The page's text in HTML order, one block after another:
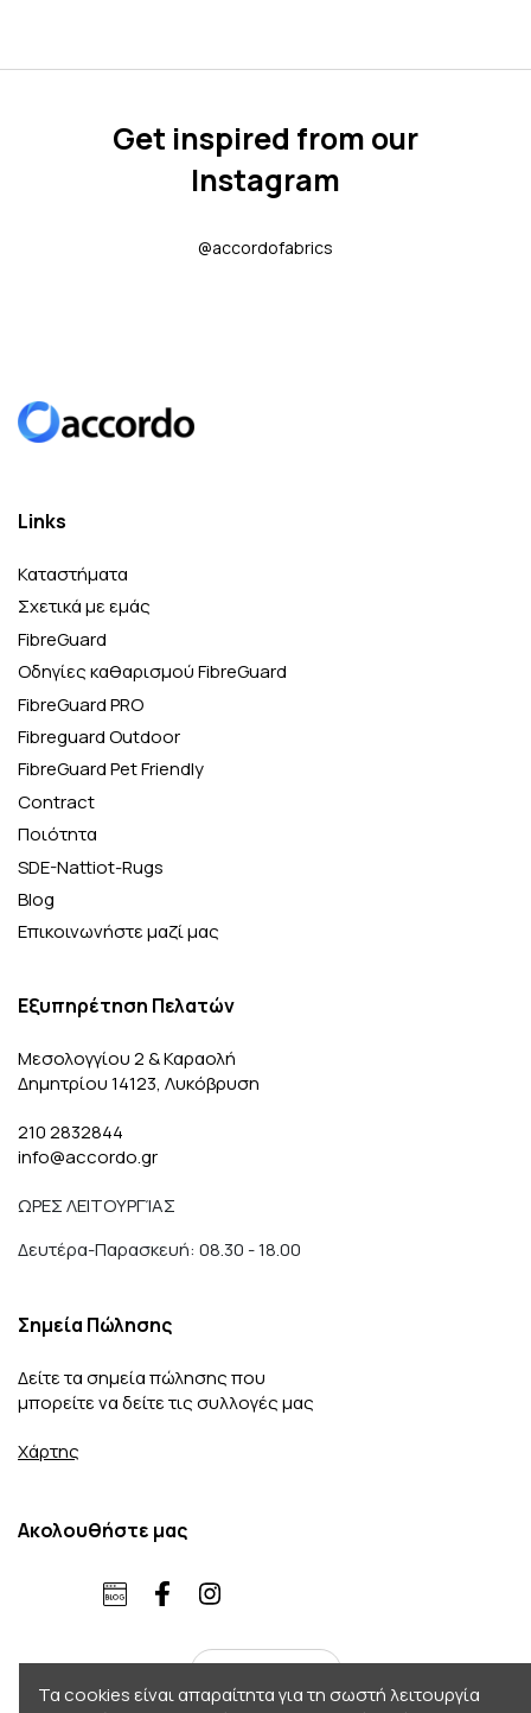
Get inspired from our
Instagram
@accordofabrics
Links
Καταστήματα
Σχετικά με εμάς
FibreGuard
Οδηγίες καθαρισμού FibreGuard
FibreGuard PRO
Fibreguard Outdoor
FibreGuard Pet Friendly
Contract
Ποιότητα
SDE-Nattiot-Rugs
Blog
Επικοινωνήστε μαζί μας
Εξυπηρέτηση Πελατών
Μεσολογγίου 2 & Καραολή
Δημητρίου 14123, Λυκόβρυση
210 2832844
info@accordo.gr
ΩΡΕΣ ΛΕΙΤΟΥΡΓΊΑΣ
Δευτέρα-Παρασκευή: 08.30 - 18.00
Σημεία Πώλησης
Δείτε τα σημεία πώλησης που
μπορείτε να δείτε τις συλλογές μας
Χάρτης
Ακολουθήστε μας
ελληνικά
Τα cookies είναι απαραίτητα για τη σωστή λειτουργία